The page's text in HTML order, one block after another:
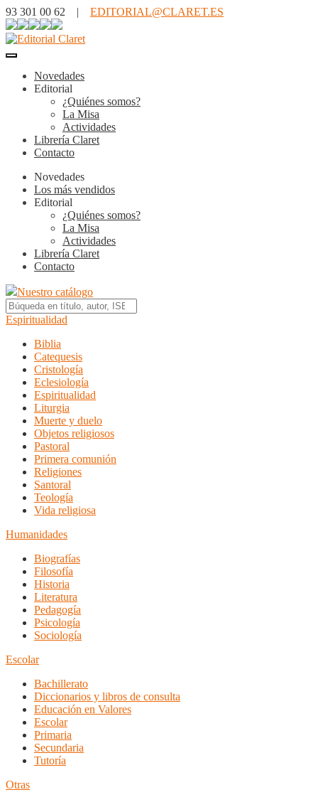
93 301 00 62 | EDITORIAL@CLARET.ES
Novedades
Editorial
¿Quiénes somos?
La Misa
Actividades
Librería Claret
Contacto
Novedades
Los más vendidos
Editorial
¿Quiénes somos?
La Misa
Actividades
Librería Claret
Contacto
Nuestro catálogo
Espiritualidad
Biblia
Catequesis
Cristología
Eclesiología
Espiritualidad
Liturgia
Muerte y duelo
Objetos religiosos
Pastoral
Primera comunión
Religiones
Santoral
Teología
Vida religiosa
Humanidades
Biografías
Filosofía
Historia
Literatura
Pedagogía
Psicología
Sociología
Escolar
Bachillerato
Diccionarios y libros de consulta
Educación en Valores
Escolar
Primaria
Secundaria
Tutoría
Otras